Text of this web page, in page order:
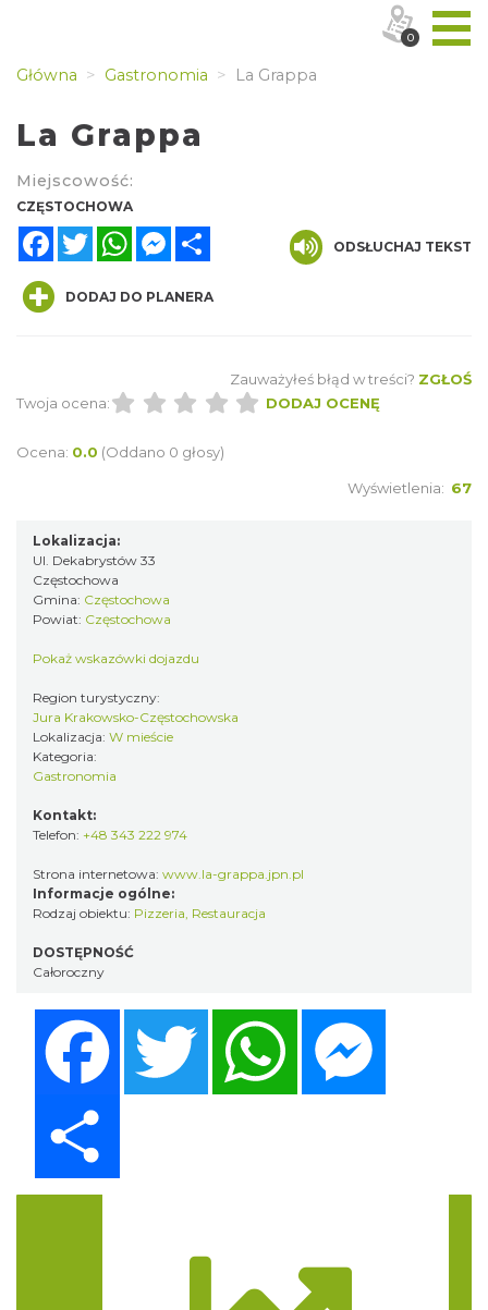
Główna Gastronomia La Grappa
La Grappa
Miejscowość:
CZĘSTOCHOWA
FacebookTwitterWhatsAppMessenger
ODSŁUCHAJ TEKST
DODAJ DO PLANERA
Zauważyłeś błąd w treści? ZGŁOŚ
Twoja ocena:
DODAJ OCENĘ
Ocena: 0.0 (Oddano 0 głosy)
Wyświetlenia: 67
Lokalizacja:
Ul. Dekabrystów 33
Częstochowa
Gmina: Częstochowa
Powiat: Częstochowa
Pokaż wskazówki dojazdu
Region turystyczny:
Jura Krakowsko-Częstochowska
Lokalizacja: W mieście
Kategoria:
Gastronomia
Kontakt:
Telefon: +48 343 222 974
Strona internetowa: www.la-grappa.jpn.pl
Informacje ogólne:
Rodzaj obiektu: Pizzeria, Restauracja
DOSTĘPNOŚĆ
Całoroczny
Twitter WhatsApp
0